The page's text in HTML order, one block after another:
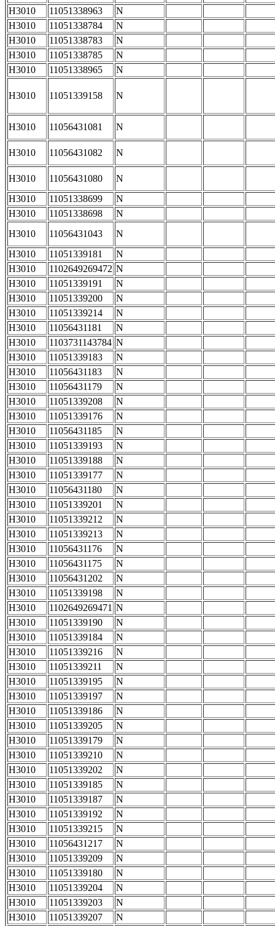
H3010
11051338963
N
H3010
11051338784
N
H3010
11051338783
N
H3010
11051338785
N
H3010
11051338965 N
H3010 11051339158 N
H3010 11056431081 N
H3010 11056431082 N
H3010 11056431080
N
H3010
11051338699
N
H3010
11051338698
N
H3010
11056431043
N
H3010
11051339181
N
H3010
1102649269472 N
H3010
11051339191
N
H3010
11051339200
N
H3010
11051339214
N
H3010
11056431181
N
H3010
1103731143784 N
H3010
11051339183
N
H3010
11056431183
N
H3010
11056431179
N
H3010
11051339208
N
H3010
11051339176
N
H3010
11056431185
N
H3010
11051339193
N
H3010
11051339188
N
H3010
11051339177
N
H3010
11056431180
N
H3010
11051339201
N
H3010
11051339212
N
H3010
11051339213
N
H3010
11056431176
N
H3010
11056431175
N
H3010
11056431202
N
H3010
11051339198
N
H3010
1102649269471 N
H3010
11051339190
N
H3010
11051339184
N
H3010
11051339216
N
H3010
11051339211
N
H3010
11051339195
N
H3010
11051339197
N
H3010
11051339186
N
H3010
11051339205
N
H3010
11051339179
N
H3010
11051339210
N
H3010
11051339202
N
H3010
11051339185
N
H3010
11051339187
N
H3010
11051339192
N
H3010
11051339215
N
H3010
11056431217
N
H3010
11051339209
N
H3010
11051339180
N
H3010
11051339204
N
H3010
11051339203
N
H3010
11051339207
N